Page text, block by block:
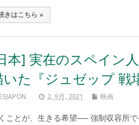
きはこちら »
本] 実在のスペイン
いた『ジュゼップ 戦
2, 9月, 2021 映画
ことが、生きる希望── 強制収容所